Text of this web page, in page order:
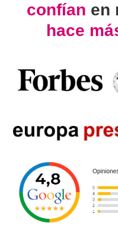
confían en
hace